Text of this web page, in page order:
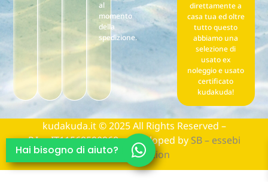
direttamente a
casa tua ed oltre
tutto questo
abbiamo una
selezione di
usato ex
noleggio e usato
certificato
kudakuda!
al
momento
della
spedizione.
kudakuda.it © 2025 All Rights Reserved –
P.Iva:IT11569590968 – developed by SB – essebi
communication
Hai bisogno di aiuto?